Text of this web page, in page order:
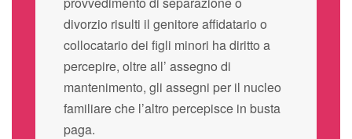
divorzio risulti il genitore affidatario o
collocatario dei figli minori ha diritto a
percepire, oltre all’ assegno di
mantenimento, gli assegni per il nucleo
familiare che l’altro percepisce in busta
paga.